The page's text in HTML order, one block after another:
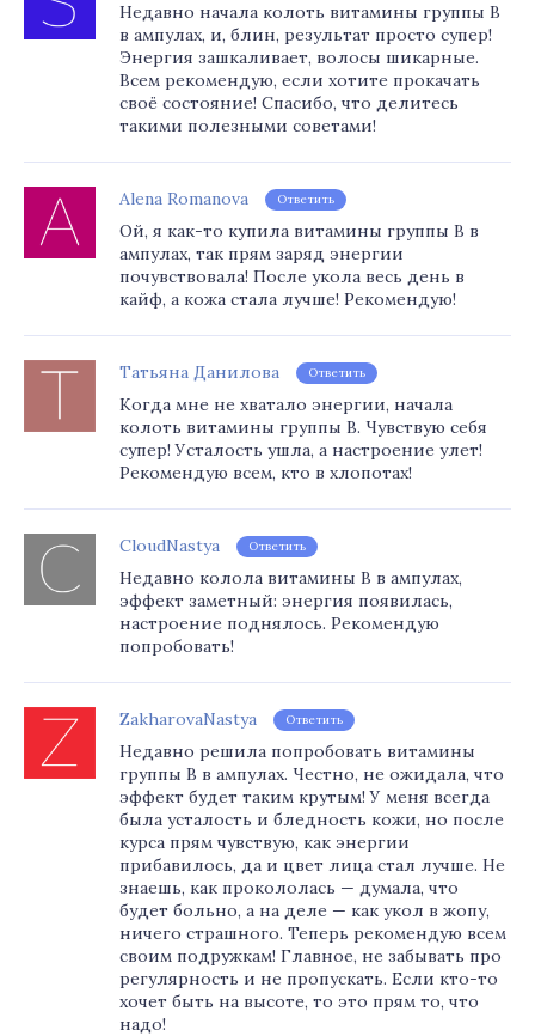
Недавно начала колоть витамины группы В
в ампулах, и, блин, результат просто супер!
Энергия зашкаливает, волосы шикарные.
Всем рекомендую, если хотите прокачать
своё состояние! Спасибо, что делитесь
такими полезными советами!
Alena Romanova Ответить
Ой, я как-то купила витамины группы В в
ампулах, так прям заряд энергии
почувствовала! После укола весь день в
кайф, а кожа стала лучше! Рекомендую!
Татьяна Данилова Ответить
Когда мне не хватало энергии, начала
колоть витамины группы В. Чувствую себя
супер! Усталость ушла, а настроение улет!
Рекомендую всем, кто в хлопотах!
CloudNastya Ответить
Недавно колола витамины В в ампулах,
эффект заметный: энергия появилась,
настроение поднялось. Рекомендую
попробовать!
ZakharovaNastya Ответить
Недавно решила попробовать витамины
группы В в ампулах. Честно, не ожидала, что
эффект будет таким крутым! У меня всегда
была усталость и бледность кожи, но после
курса прям чувствую, как энергии
прибавилось, да и цвет лица стал лучше. Не
знаешь, как прокололась — думала, что
будет больно, а на деле — как укол в жопу,
ничего страшного. Теперь рекомендую всем
своим подружкам! Главное, не забывать про
регулярность и не пропускать. Если кто-то
хочет быть на высоте, то это прям то, что
надо!